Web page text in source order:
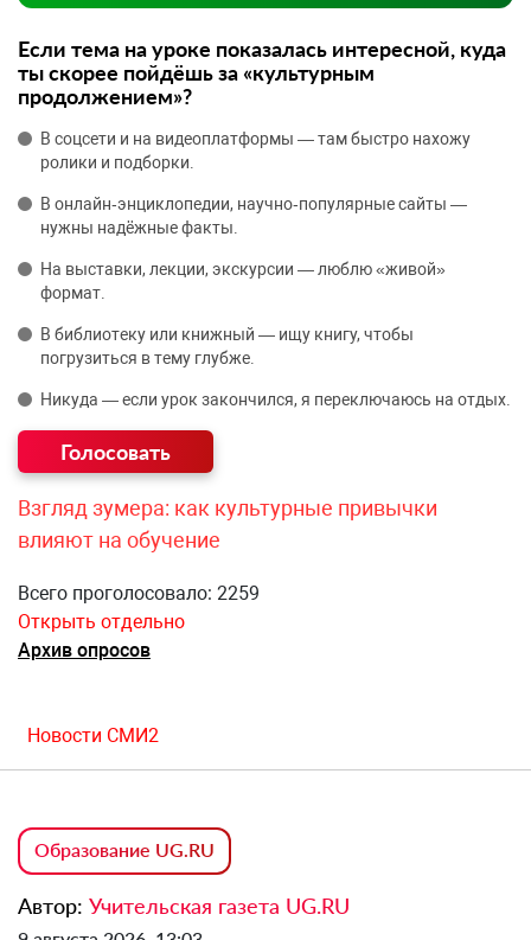
Если тема на уроке показалась интересной, куда
ты скорее пойдёшь за «культурным
продолжением»?
В соцсети и на видеоплатформы — там быстро нахожу
ролики и подборки.
В онлайн‑энциклопедии, научно‑популярные сайты —
нужны надёжные факты.
На выставки, лекции, экскурсии — люблю «живой»
формат.
В библиотеку или книжный — ищу книгу, чтобы
погрузиться в тему глубже.
Никуда — если урок закончился, я переключаюсь на отдых.
Взгляд зумера: как культурные привычки
влияют на обучение
Всего проголосовало: 2259
Открыть отдельно
Архив опросов
Новости СМИ2
Образование UG.RU
Автор: Учительская газета UG.RU